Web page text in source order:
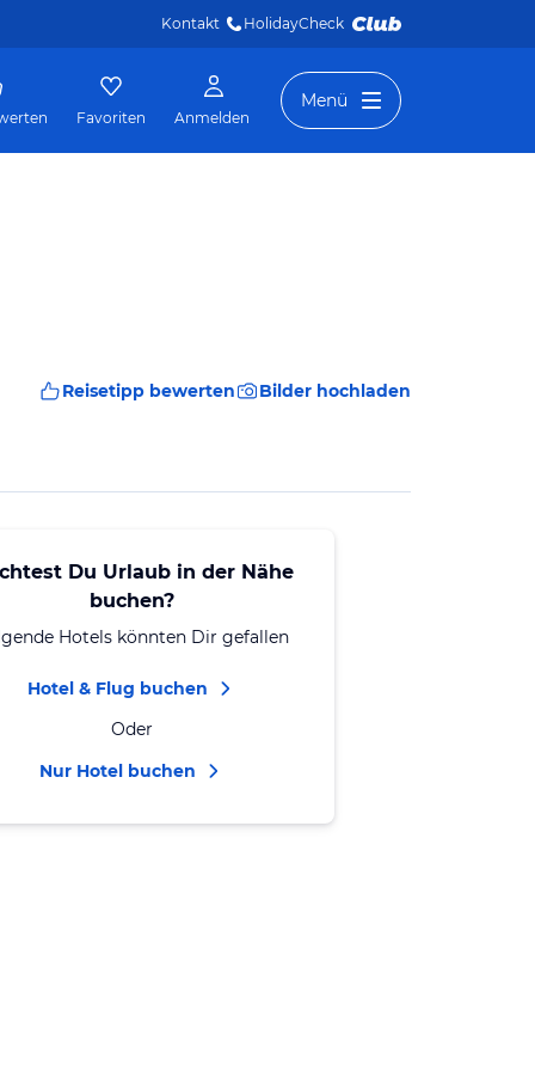
Kontakt HolidayCheck
Favoriten Anmelden
Menü
Reisetipp bewerten Bilder hochladen
Du Urlaub in der Nähe
buchen?
Hotels könnten Dir gefallen
Hotel & Flug buchen
Oder
Nur Hotel buchen